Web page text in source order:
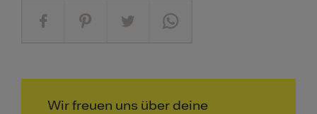
Wir freuen uns über deine